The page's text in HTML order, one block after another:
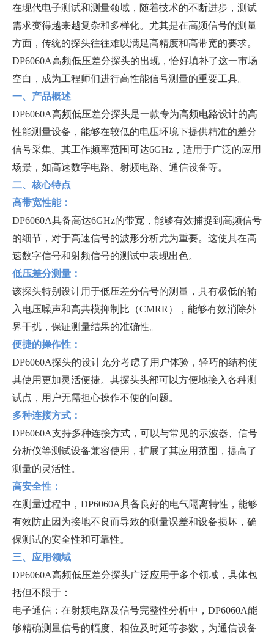
在现代电子测试和测量领域，随着技术的不断进步，测试
需求变得越来越复杂和多样化。尤其是在高频信号的测量
方面，传统的探头往往难以满足高精度和高带宽的要求。
DP6060A高频低压差分探头的出现，恰好填补了这一市场
空白，成为工程师们进行高性能信号测量的重要工具。
一、产品概述
DP6060A高频低压差分探头是一款专为高频电路设计的高
性能测量设备，能够在较低的电压环境下提供精准的差分
信号采集。其工作频率范围可达6GHz，适用于广泛的应用
场景，如高速数字电路、射频电路、通信设备等。
二、核心特点
高带宽性能：
DP6060A具备高达6GHz的带宽，能够有效捕捉到高频信号
的细节，对于高速信号的波形分析尤为重要。这使其在高
速数字信号和射频信号的测试中表现出色。
低压差分测量：
该探头特别设计用于低压差分信号的测量，具有极低的输
入电压噪声和高共模抑制比（CMRR），能够有效消除外
界干扰，保证测量结果的准确性。
便捷的操作性：
DP6060A探头的设计充分考虑了用户体验，轻巧的结构使
其使用更加灵活便捷。其探头头部可以方便地接入各种测
试点，用户无需担心操作不便的问题。
多种连接方式：
DP6060A支持多种连接方式，可以与常见的示波器、信号
分析仪等测试设备兼容使用，扩展了其应用范围，提高了
测量的灵活性。
高安全性：
在测量过程中，DP6060A具备良好的电气隔离特性，能够
有效防止因为接地不良而导致的测量误差和设备损坏，确
保测试的安全性和可靠性。
三、应用领域
DP6060A高频低压差分探头广泛应用于多个领域，具体包
括但不限于：
电子通信：在射频电路及信号完整性分析中，DP6060A能
够精确测量信号的幅度、相位及时延等参数，为通信设备